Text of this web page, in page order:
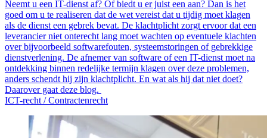
Neemt u een IT-dienst af? Of biedt u er juist een aan? Dan is het
goed om u te realiseren dat de wet vereist dat u tijdig moet klagen
als de dienst een gebrek bevat. De klachtplicht zorgt ervoor dat een
leverancier niet onterecht lang moet wachten op eventuele klachten
over bijvoorbeeld softwarefouten, systeemstoringen of gebrekkige
dienstverlening. De afnemer van software of een IT-dienst moet na
ontdekking binnen redelijke termijn klagen over deze problemen,
anders schendt hij zijn klachtplicht. En wat als hij dat niet doet?
Daarover gaat deze blog.
ICT-recht /Contractenrecht